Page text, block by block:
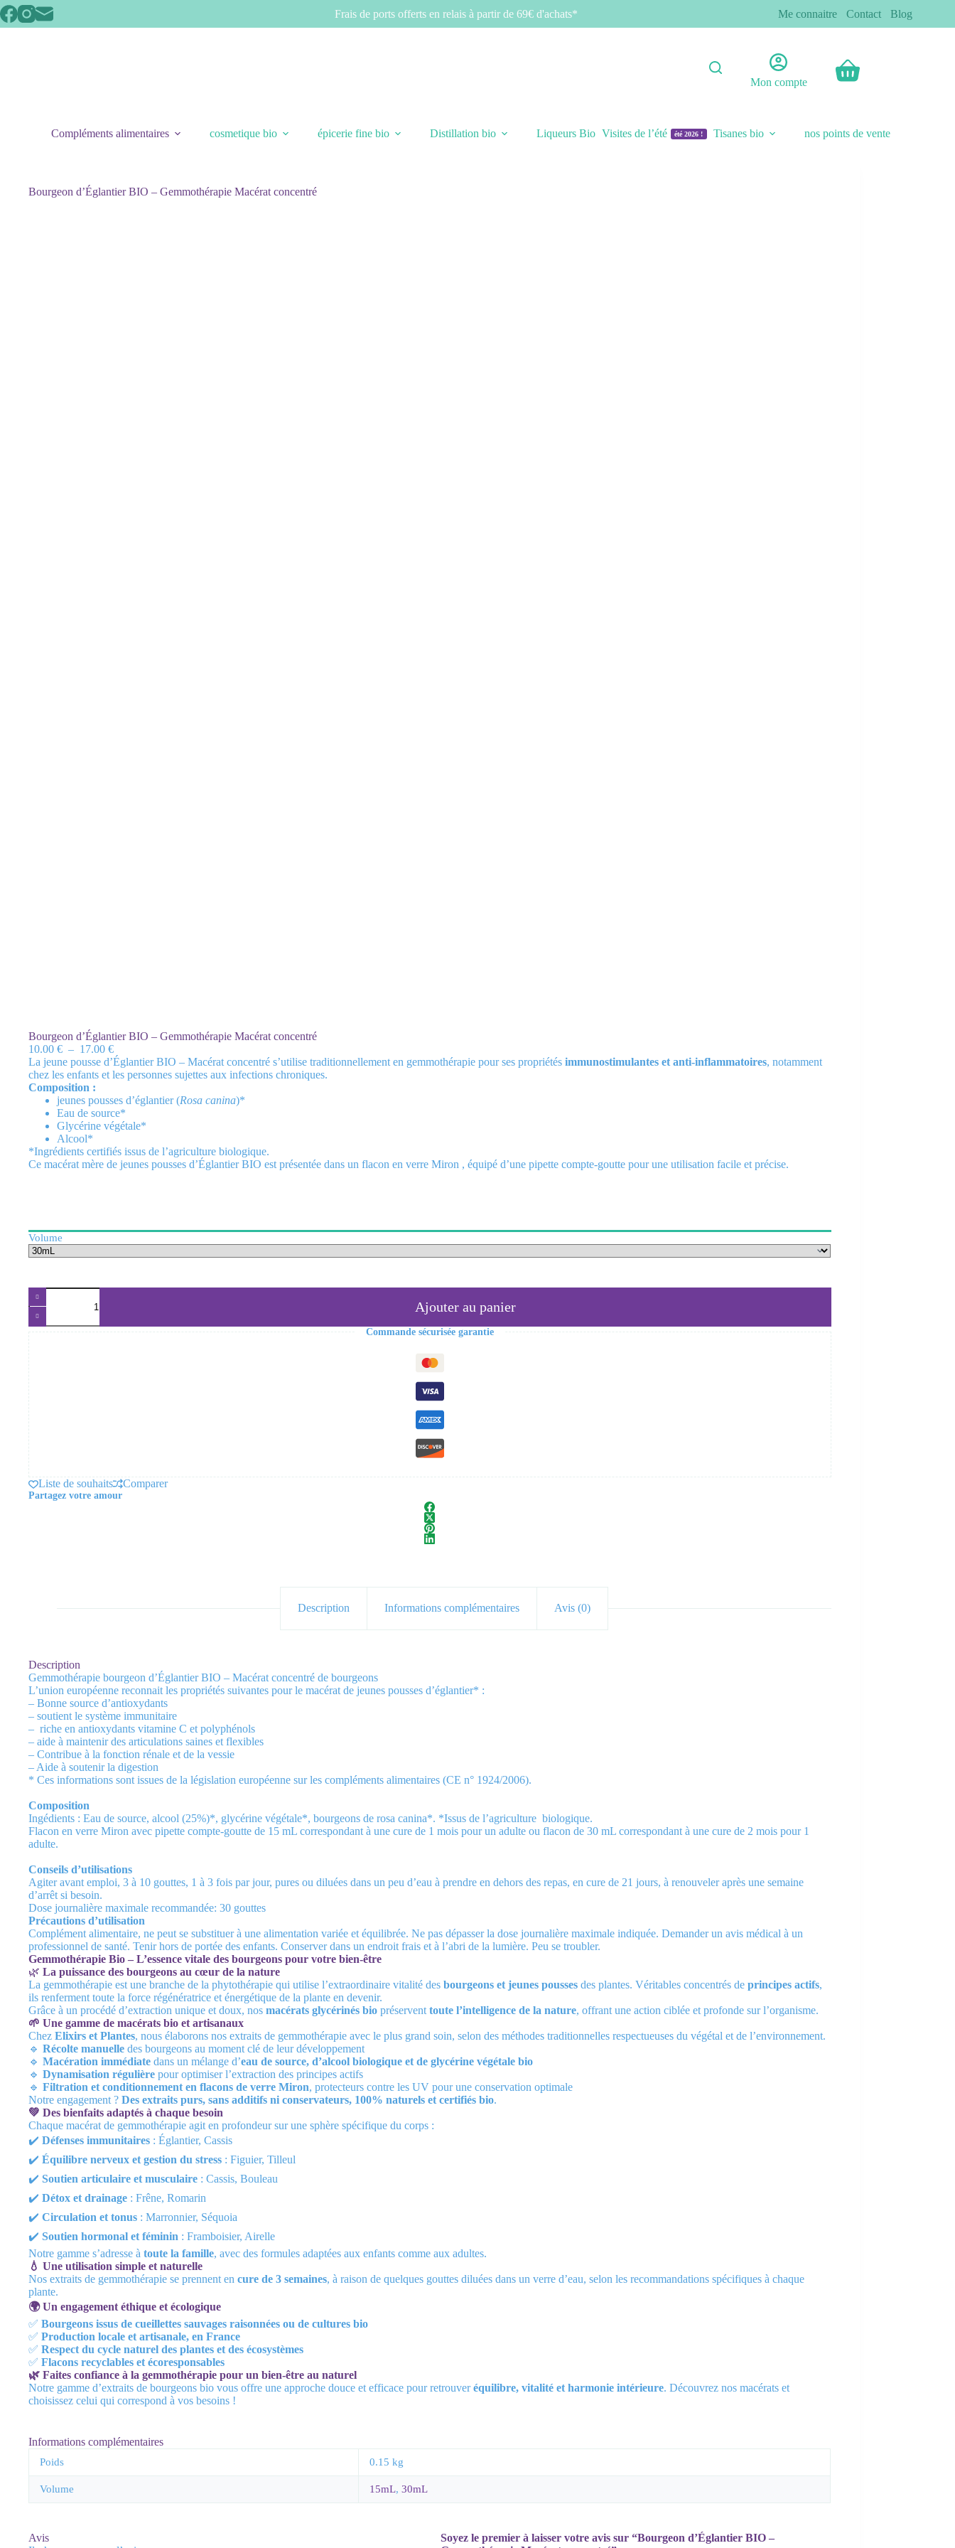
Passer
au
contenu
Frais de ports offerts en relais à partir de 69€ d'achats* Me connaitre Contact Blog
Mon compte
Panier
Compléments alimentaires cosmetique bio épicerie fine bio Distillation bio Liqueurs Bio Visites de l’été été 2026 ! Tisanes bio nos points de vente
Bourgeon d’Églantier BIO – Gemmothérapie Macérat concentré
Bourgeon d’Églantier BIO – Gemmothérapie Macérat concentré
10.00 € – 17.00 €Plage
de
prix :
à
17.00 €
La jeune pousse d’Églantier BIO – Macérat concentré s’utilise traditionnellement en gemmothérapie pour ses propriétés immunostimulantes et anti-inflammatoires, notamment
chez les enfants et les personnes sujettes aux infections chroniques.
Composition :
jeunes pousses d’églantier (Rosa canina)*
Eau de source*
Glycérine végétale*
Alcool*
*Ingrédients certifiés issus de l’agriculture biologique.
Ce macérat mère de jeunes pousses d’Églantier BIO est présentée dans un flacon en verre Miron , équipé d’une pipette compte-goutte pour une utilisation facile et précise.
Volume
quantité
de
Bourgeon
d'Églantier
BIO
–
Gemmothérapie
Macérat
concentré
Ajouter au panier
Commande sécurisée garantie
Liste de souhaits Comparer
Partagez votre amour
Description Informations complémentaires Avis (0)
Description
Gemmothérapie bourgeon d’Églantier BIO – Macérat concentré de bourgeons
L’union européenne reconnait les propriétés suivantes pour le macérat de jeunes pousses d’églantier* :
– Bonne source d’antioxydants
– soutient le système immunitaire
– riche en antioxydants vitamine C et polyphénols
– aide à maintenir des articulations saines et flexibles
– Contribue à la fonction rénale et de la vessie
– Aide à soutenir la digestion
* Ces informations sont issues de la législation européenne sur les compléments alimentaires (CE n° 1924/2006).
Composition
Ingédients : Eau de source, alcool (25%)*, glycérine végétale*, bourgeons de rosa canina*. *Issus de l’agriculture biologique.
Flacon en verre Miron avec pipette compte-goutte de 15 mL correspondant à une cure de 1 mois pour un adulte ou flacon de 30 mL correspondant à une cure de 2 mois pour 1
adulte.
Conseils d’utilisations
Agiter avant emploi, 3 à 10 gouttes, 1 à 3 fois par jour, pures ou diluées dans un peu d’eau à prendre en dehors des repas, en cure de 21 jours, à renouveler après une semaine
d’arrêt si besoin.
Dose journalière maximale recommandée: 30 gouttes
Précautions d’utilisation
Complément alimentaire, ne peut se substituer à une alimentation variée et équilibrée. Ne pas dépasser la dose journalière maximale indiquée. Demander un avis médical à un
professionnel de santé. Tenir hors de portée des enfants. Conserver dans un endroit frais et à l’abri de la lumière. Peu se troubler.
Gemmothérapie Bio – L’essence vitale des bourgeons pour votre bien-être
🌿 La puissance des bourgeons au cœur de la nature
La gemmothérapie est une branche de la phytothérapie qui utilise l’extraordinaire vitalité des bourgeons et jeunes pousses des plantes. Véritables concentrés de principes actifs,
ils renferment toute la force régénératrice et énergétique de la plante en devenir.
Grâce à un procédé d’extraction unique et doux, nos macérats glycérinés bio préservent toute l’intelligence de la nature, offrant une action ciblée et profonde sur l’organisme.
🌱 Une gamme de macérats bio et artisanaux
Chez Elixirs et Plantes, nous élaborons nos extraits de gemmothérapie avec le plus grand soin, selon des méthodes traditionnelles respectueuses du végétal et de l’environnement.
🔹 Récolte manuelle des bourgeons au moment clé de leur développement
🔹 Macération immédiate dans un mélange d’eau de source, d’alcool biologique et de glycérine végétale bio
🔹 Dynamisation régulière pour optimiser l’extraction des principes actifs
🔹 Filtration et conditionnement en flacons de verre Miron, protecteurs contre les UV pour une conservation optimale
Notre engagement ? Des extraits purs, sans additifs ni conservateurs, 100% naturels et certifiés bio.
💚 Des bienfaits adaptés à chaque besoin
Chaque macérat de gemmothérapie agit en profondeur sur une sphère spécifique du corps :
✔️ Défenses immunitaires : Églantier, Cassis
✔️ Équilibre nerveux et gestion du stress : Figuier, Tilleul
✔️ Soutien articulaire et musculaire : Cassis, Bouleau
✔️ Détox et drainage : Frêne, Romarin
✔️ Circulation et tonus : Marronnier, Séquoia
✔️ Soutien hormonal et féminin : Framboisier, Airelle
Notre gamme s’adresse à toute la famille, avec des formules adaptées aux enfants comme aux adultes.
💧 Une utilisation simple et naturelle
Nos extraits de gemmothérapie se prennent en cure de 3 semaines, à raison de quelques gouttes diluées dans un verre d’eau, selon les recommandations spécifiques à chaque
plante.
🌍 Un engagement éthique et écologique
✅ Bourgeons issus de cueillettes sauvages raisonnées ou de cultures bio
✅ Production locale et artisanale, en France
✅ Respect du cycle naturel des plantes et des écosystèmes
✅ Flacons recyclables et écoresponsables
🌿 Faites confiance à la gemmothérapie pour un bien-être au naturel
Notre gamme d’extraits de bourgeons bio vous offre une approche douce et efficace pour retrouveréquilibre, vitalité et harmonie intérieure. Découvrez nos macérats et
choisissez celui qui correspond à vos besoins !
Informations complémentaires
Poids 0.15 kg
Volume 15mL, 30mL
Avis
Soyez le premier à laisser votre avis sur “Bourgeon d’Églantier BIO –